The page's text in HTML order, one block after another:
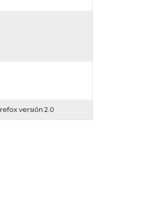
versión 2.0